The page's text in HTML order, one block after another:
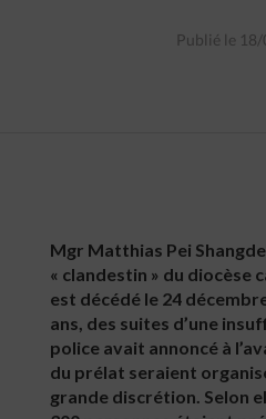
Publié le
Mgr Matthias Pei
« clandestin » du diocèse
est décédé le 24
ans, des suites d’une
police avait annoncé à
du prélat seraient
grande discrétion. Selon